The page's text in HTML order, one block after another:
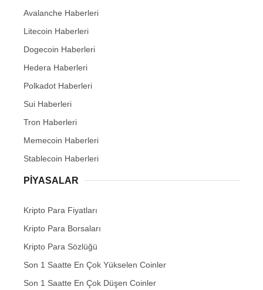
Avalanche Haberleri
Litecoin Haberleri
Dogecoin Haberleri
Hedera Haberleri
Polkadot Haberleri
Sui Haberleri
Tron Haberleri
Memecoin Haberleri
Stablecoin Haberleri
PIYASALAR
Kripto Para Fiyatları
Kripto Para Borsaları
Kripto Para Sözlüğü
Son 1 Saatte En Çok Yükselen Coinler
Son 1 Saatte En Çok Düşen Coinler